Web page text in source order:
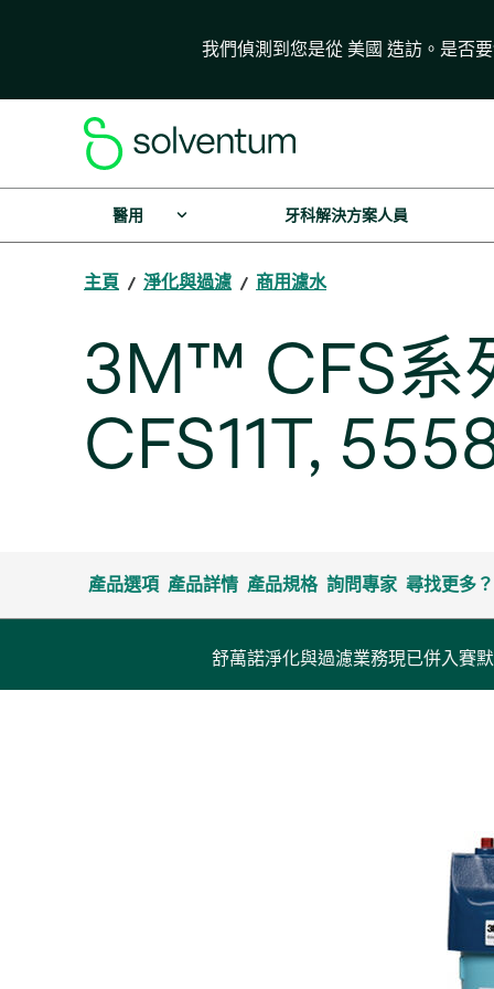
我們偵測到您是從 美國 造訪。是否
醫用 牙科解決方案人員
主頁 淨化與過濾 商用濾水
3M™ CFS系
CFS11T,
產品選項 產品詳情 產品規格 詢問專家 尋找更多？
舒萬諾淨化與過濾業務現已併入賽